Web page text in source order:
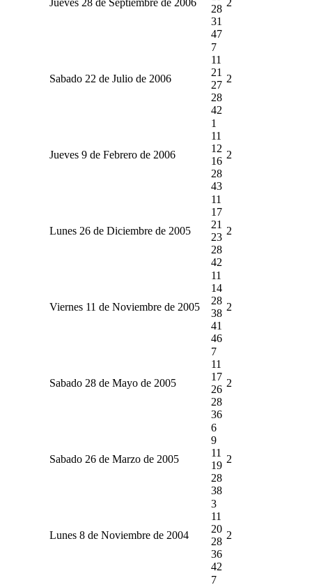
28
31
47
Sabado 22 de Julio de 2006
7
11
21
27
28
42
2
Jueves 9 de Febrero de 2006
1
11
12
16
28
43
2
Lunes 26 de Diciembre de 2005
11
17
21
23
28
42
2
Viernes 11 de Noviembre de 2005
11
14
28
38
41
46
2
Sabado 28 de Mayo de 2005
7
11
17
26
28
36
2
Sabado 26 de Marzo de 2005
6
9
11
19
28
38
2
Lunes 8 de Noviembre de 2004
3
11
20
28
36
42
2
7